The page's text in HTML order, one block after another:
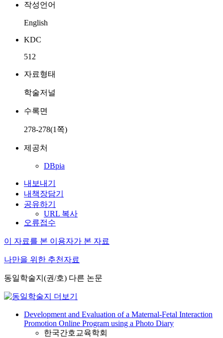
작성언어
English
KDC
512
자료형태
학술저널
수록면
278-278(1쪽)
제공처
DBpia
내보내기
내책장담기
공유하기
URL 복사
오류접수
이 자료를 본 이용자가 본 자료
나만을 위한 추천자료
동일학술지(권/호) 다른 논문
Development and Evaluation of a Maternal-Fetal Interaction
Promotion Online Program using a Photo Diary
한국간호교육학회